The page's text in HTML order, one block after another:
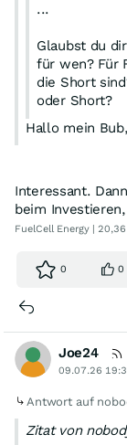
...
Glaubst du
für wen? Für
die Short
oder Short?
Hallo mein Bub,
seltsam. Wenn
identifiziere ich
Wenn es dem
für diejenigen
Wert vorher
6 USD habe
Interessant.
beim
FuelCell Energy |
0 0
Joe24
09.07.26
Antwort auf
Zitat von